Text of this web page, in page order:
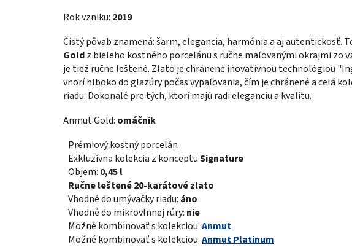
Rok vzniku: 2019
Čistý pôvab znamená: šarm, elegancia, harmónia a aj autentickosť.
Goldz bieleho kostného porcelánu s ručne maľovanými okrajmi zo
je tiež ručne leštené. Zlato je chránené inovatívnou technológiou
vnorí hlboko do glazúry počas vypaľovania, čím je chránené a celá
riadu. Dokonalé pre tých, ktorí majú radi eleganciu a kvalitu.
Anmut Gold: omáčnik
Prémiový kostný porcelán
Exkluzívna kolekcia z konceptuSignature
Objem: 0,45 l
Ručne leštené 20-karátové zlato
Vhodné do umývačky riadu: áno
Vhodné do mikrovlnnej rúry: nie
Možné kombinovať s kolekciou:Anmut
Možné kombinovať s kolekciou:Anmut Platinum